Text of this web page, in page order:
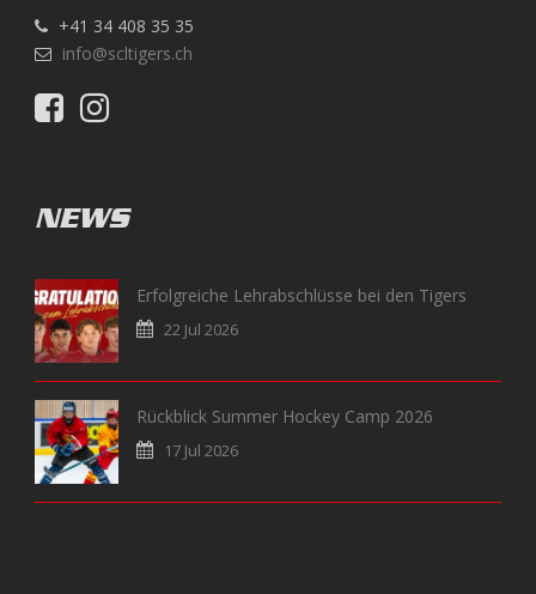
+41 34 408 35 35
info@scltigers.ch
NEWS
Erfolgreiche Lehrabschlüsse bei den Tigers
22 Jul 2026
Rückblick Summer Hockey Camp 2026
17 Jul 2026